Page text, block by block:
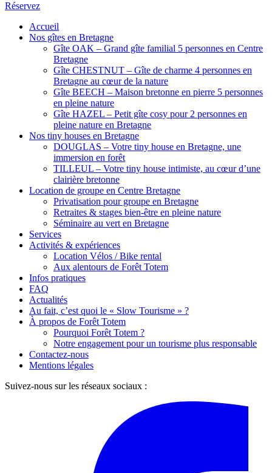
Réservez
Accueil
Nos gîtes en Bretagne
Gîte OAK – Grand gîte familial 5 personnes en Centre
Bretagne
Gîte CHESTNUT – Gîte de charme 4 personnes en
Bretagne au cœur de la nature
Gîte BEECH – Maison bretonne en pierre 5 personnes
en pleine nature
Gîte HAZEL – Petit gîte cosy pour 2 personnes en
pleine nature en Bretagne
Nos tiny houses en Bretagne
DOUGLAS – Votre tiny house en Bretagne, une
immersion en forêt
TILLEUL – Votre tiny house intimiste, au cœur d’une
clairière bretonne
Location de groupe en Centre Bretagne
Privatisation pour groupe en Bretagne
Retraites & stages bien-être en pleine nature
Séminaire au vert en Bretagne
Services
Activités & expériences
Location Vélos / Bike rental
Aux alentours de Forêt Totem
Infos pratiques
FAQ
Actualités
Au fait, c’est quoi le « Slow Tourisme » ?
À propos de Forêt Totem
Pourquoi Forêt Totem ?
Notre engagement pour un tourisme plus responsable
Contactez-nous
Mentions légales
Suivez-nous sur les réseaux sociaux :